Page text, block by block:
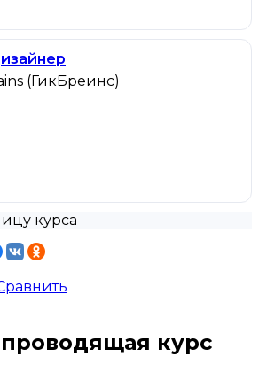
(ГикБреинс)
курса
курс